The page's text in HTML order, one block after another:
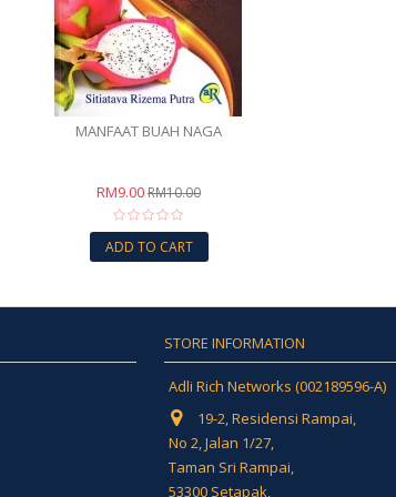
MANFAAT BUAH NAGA
RM9.00RM10.00
ADD TO CART
STORE INFORMATION
Adli Rich Networks (002189596-A)
19-2, Residensi Rampai,
No 2, Jalan 1/27,
Taman Sri Rampai,
53300 Setapak,